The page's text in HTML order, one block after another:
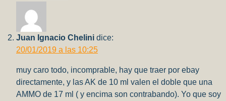
Juan Ignacio Chelini dice:
20/01/2019 a las 10:25
muy caro todo, incomprable, hay que traer por ebay
directamente, y las AK de 10 ml valen el doble que una
AMMO de 17 ml ( y encima son contrabando). Yo que soy